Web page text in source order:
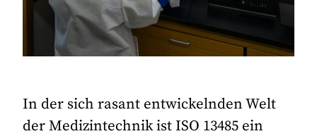
In der sich rasant entwickelnden Welt
der Medizintechnik ist ISO 13485 ein